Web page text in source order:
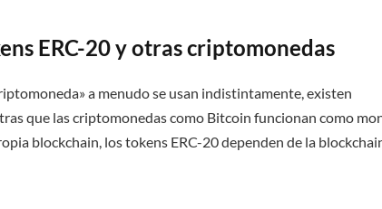
ERC-20 y otras criptomonedas
a menudo se usan indistintamente, existen
que las criptomonedas como Bitcoin funcionan como
blockchain, los tokens ERC-20 dependen de la